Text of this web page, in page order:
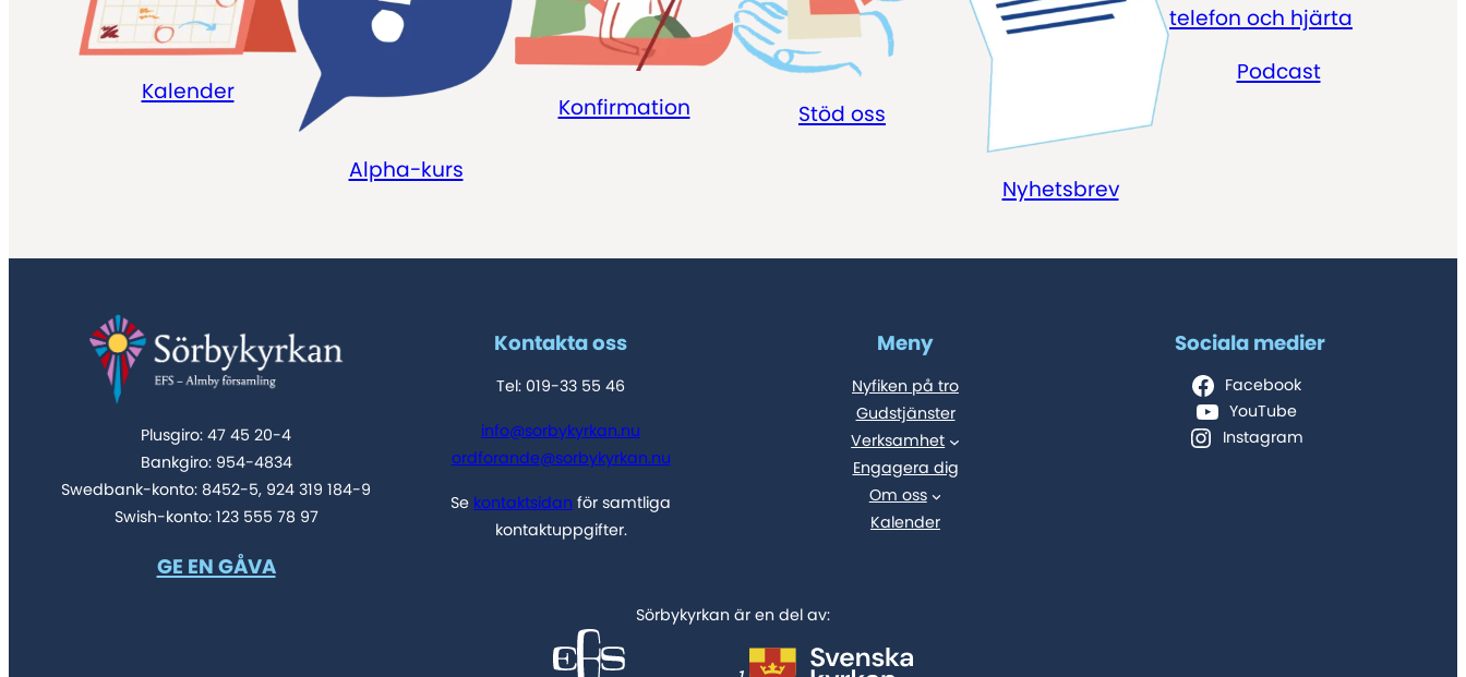
Kalender
Alpha-kurs
Konfirmation Stöd oss
Nyhetsbrev
Podcast
Plusgiro: 47 45 20-4
Bankgiro: 954-4834
Swedbank-konto: 8452-5, 924 319 184-9
Swish-konto: 123 555 78 97
GE EN GÅVA
Kontakta oss
Tel: 019-33 55 46
info@sorbykyrkan.nu
ordforande@sorbykyrkan.nu
Se kontaktsidan för samtliga
kontaktuppgifter.
Meny
Nyfiken på tro
Gudstjänster
Verksamhet
Engagera dig
Om oss
Kalender
Sociala medier
Facebook
YouTube
Instagram
Sörbykyrkan är en del av: